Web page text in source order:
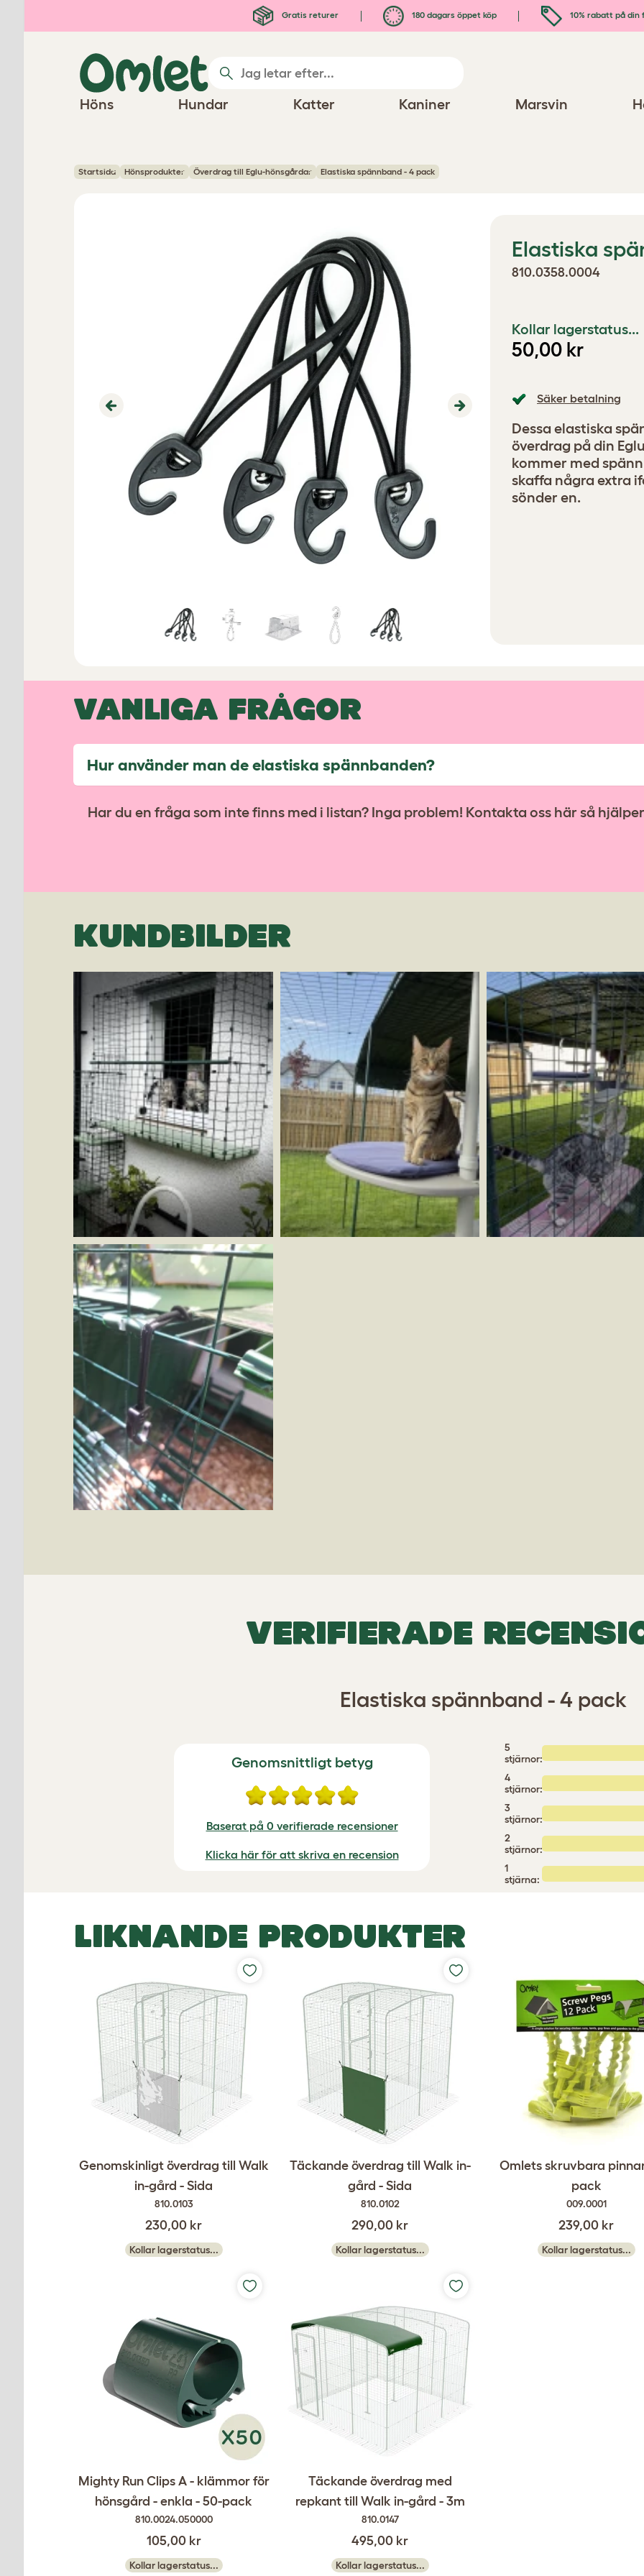
Gratis returer 180 dagars öppet köp 10% rabatt på
Höns Hundar Katter Kaniner Marsvin
Startsida Hönsprodukter Överdrag till Eglu-hönsgårdar Elastiska spännband - 4 pack
Previous Next
Elastiska
810.0358.0004
Kollar lagerstatus...
50,00 kr
Säker betalning
Dessa elastiska
överdrag på din
kommer med
skaffa några extra
sönder en.
VANLIGA FRÅGOR
Hur använder man de elastiska spännbanden?
Har du en fråga som inte finns med i listan? Inga problem! Kontakta oss här så
KUNDBILDER
VERIFIERADE
Elastiska spännband - 4 pack
Genomsnittligt betyg
Baserat på 0 verifierade recensioner
Klicka här för att skriva en recension
5
stjärnor:
4
stjärnor:
3
stjärnor:
2
stjärnor:
1
stjärna:
LIKNANDE PRODUKTER
Genomskinligt överdrag till Walk
in-gård - Sida
810.0103
230,00 kr
Kollar lagerstatus...
Täckande överdrag till Walk in-
gård - Sida
810.0102
290,00 kr
Kollar lagerstatus...
Omlets skruvbara
pack
009.0001
239,00 kr
Kollar lagerstatus...
Mighty Run Clips A - klämmor för
hönsgård - enkla - 50-pack
810.0024.050000
105,00 kr
Kollar lagerstatus...
Täckande överdrag med
repkant till Walk in-gård - 3m
810.0147
495,00 kr
Kollar lagerstatus...